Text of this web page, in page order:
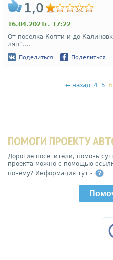
1,0
16.04.2021г. 17:22
От поселка Копти и до
ляп"....
Поделиться Поделиться
← назад 4 5 6
ПОМОГИ ПРОЕКТУ
Дорогие посетители, помочь
проекта можно с помощью
почему? Информация тут -
?